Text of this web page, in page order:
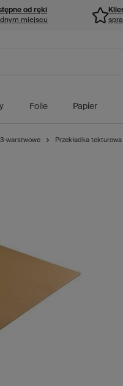
od ręki
miejscu
Folie Papier
3-warstwowe Przekładka